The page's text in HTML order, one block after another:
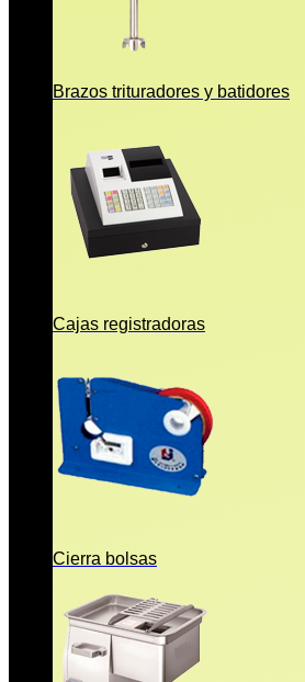
Brazos trituradores y batidores
Cajas registradoras
Cierra bolsas